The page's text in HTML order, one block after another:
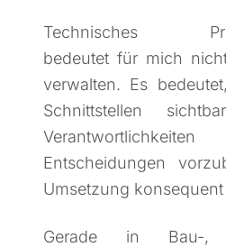
Technisches
bedeutet für mich
verwalten. Es
Schnittstellen
Entscheidungen
Umsetzung
Gerade in Bau-,